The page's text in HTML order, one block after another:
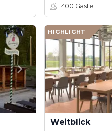
400 Gäste
HIGHLIGHT
Weitblick